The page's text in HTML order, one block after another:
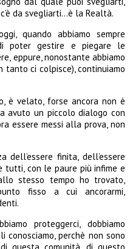
da svegliarti…è la Realtà.
quando abbiamo sempre
poter gestire e piegare le
eppure, nonostante abbiamo
ci colpisce), continuiamo
è velato, forse ancora non è
avuto un piccolo dialogo con
essere messi alla prova, non
dell’essere finita, dell’essere
tutti, con le paure più infime e
stesso tempo ho trovato,
fisso a cui ancorarmi,
proteggerci, dobbiamo
perchè non sono